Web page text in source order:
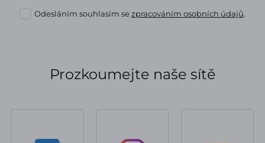
Odesláním souhlasím sezpracováním osobních údajů.
Prozkoumejte naše sítě